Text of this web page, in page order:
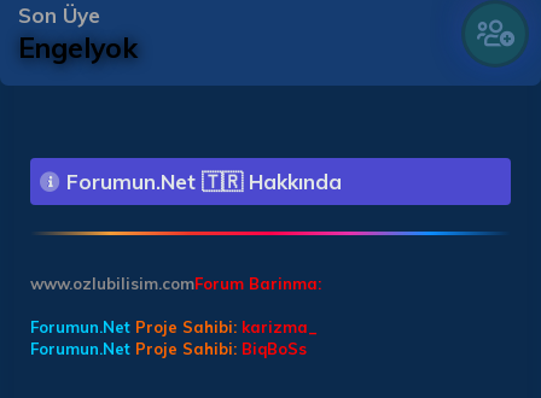
Son Üye
Engelyok
Forumun.Net 🇹🇷 Hakkında
Forum Barinma:
www.ozlubilisim.com
Forumun.Net Proje Sahibi: karizma_
Forumun.Net Proje Sahibi: BiqBoSs